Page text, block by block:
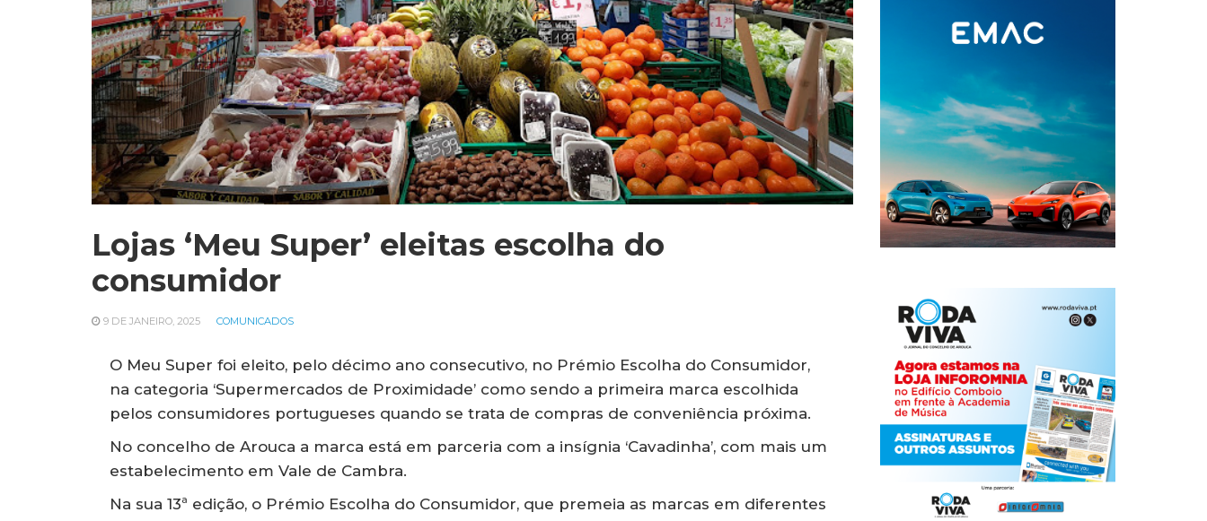
Lojas ‘Meu Super’ eleitas escolha do
consumidor
9 DE JANEIRO, 2025 COMUNICADOS
O Meu Super foi eleito, pelo décimo ano consecutivo, no Prémio Escolha do Consumidor,
na categoria ‘Supermercados de Proximidade’ como sendo a primeira marca escolhida
pelos consumidores portugueses quando se trata de compras de conveniência próxima.
No concelho de Arouca a marca está em parceria com a insígnia ‘Cavadinha’, com mais um
estabelecimento em Vale de Cambra.
Na sua 13ª edição, o Prémio Escolha do Consumidor, que premeia as marcas em diferentes